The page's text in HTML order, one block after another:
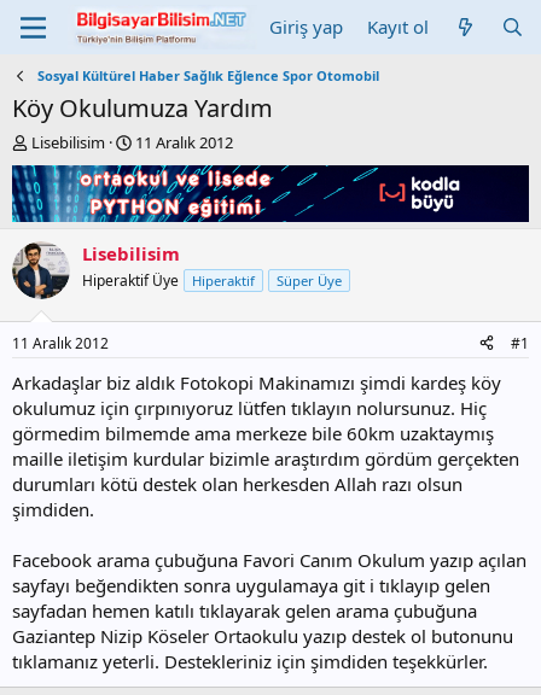
Giriş yap Kayıt ol
Sosyal Kültürel Haber Sağlık Eğlence Spor Otomobil
Köy Okulumuza Yardım
K
o
n
b
u
y
u
b
a
ş
l
a
t
a
n
Lisebilisim
B
a
ş
l
a
n
g
ı
a
r
i
h
i
11 Aralık 2012
Lisebilisim
Hiperaktif Üye Hiperaktif Süper Üye
11 Aralık 2012 #1
Arkadaşlar biz aldık Fotokopi Makinamızı şimdi kardeş köy
okulumuz için çırpınıyoruz lütfen tıklayın nolursunuz. Hiç
görmedim bilmemde ama merkeze bile 60km uzaktaymış
maille iletişim kurdular bizimle araştırdım gördüm gerçekten
durumları kötü destek olan herkesden Allah razı olsun
şimdiden.
Facebook arama çubuğuna Favori Canım Okulum yazıp açılan
sayfayı beğendikten sonra uygulamaya git i tıklayıp gelen
sayfadan hemen katılı tıklayarak gelen arama çubuğuna
Gaziantep Nizip Köseler Ortaokulu yazıp destek ol butonunu
tıklamanız yeterli. Destekleriniz için şimdiden teşekkürler.